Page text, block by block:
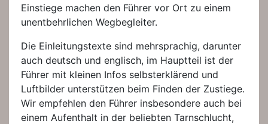
Einstiege machen den Führer vor Ort zu einem
unentbehrlichen Wegbegleiter.
Die Einleitungstexte sind mehrsprachig, darunter
auch deutsch und englisch, im Hauptteil ist der
Führer mit kleinen Infos selbsterklärend und
Luftbilder unterstützen beim Finden der Zustiege.
Wir empfehlen den Führer insbesondere auch bei
einem Aufenthalt in der beliebten Tarnschlucht,